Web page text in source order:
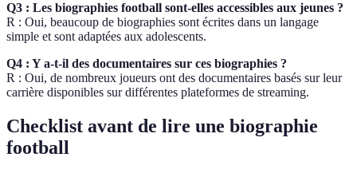
Q3 : Les biographies football sont-elles accessibles aux jeunes ?
R : Oui, beaucoup de biographies sont écrites dans un langage
simple et sont adaptées aux adolescents.
Q4 : Y a-t-il des documentaires sur ces biographies ?
R : Oui, de nombreux joueurs ont des documentaires basés sur leur
carrière disponibles sur différentes plateformes de streaming.
Checklist avant de lire une biographie
football